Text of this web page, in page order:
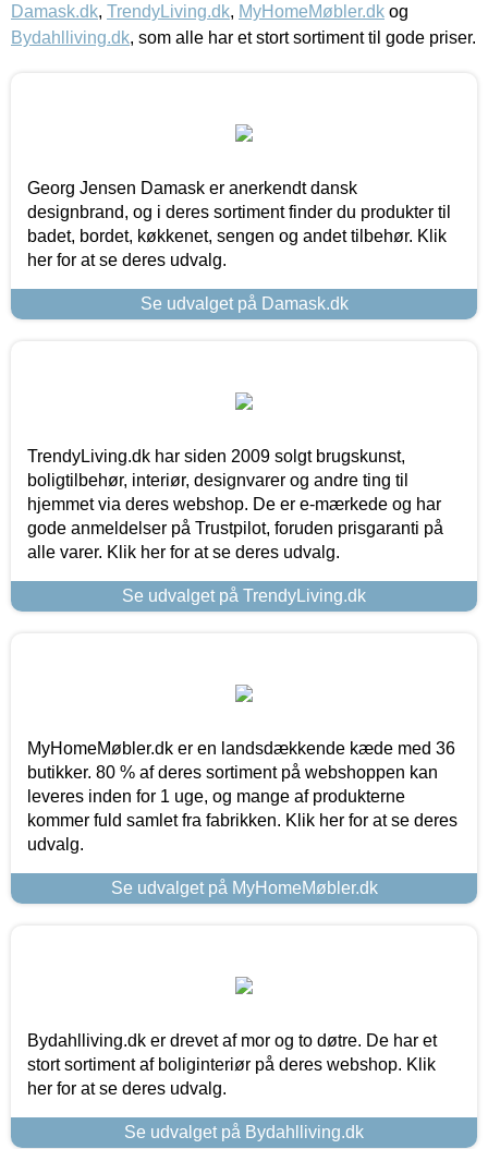
Damask.dk, TrendyLiving.dk, MyHomeMøbler.dk og
Bydahlliving.dk, som alle har et stort sortiment til gode priser.
Georg Jensen Damask er anerkendt dansk
designbrand, og i deres sortiment finder du produkter til
badet, bordet, køkkenet, sengen og andet tilbehør. Klik
her for at se deres udvalg.
Se udvalget på Damask.dk
TrendyLiving.dk har siden 2009 solgt brugskunst,
boligtilbehør, interiør, designvarer og andre ting til
hjemmet via deres webshop. De er e-mærkede og har
gode anmeldelser på Trustpilot, foruden prisgaranti på
alle varer. Klik her for at se deres udvalg.
Se udvalget på TrendyLiving.dk
MyHomeMøbler.dk er en landsdækkende kæde med 36
butikker. 80 % af deres sortiment på webshoppen kan
leveres inden for 1 uge, og mange af produkterne
kommer fuld samlet fra fabrikken. Klik her for at se deres
udvalg.
Se udvalget på MyHomeMøbler.dk
Bydahlliving.dk er drevet af mor og to døtre. De har et
stort sortiment af boliginteriør på deres webshop. Klik
her for at se deres udvalg.
Se udvalget på Bydahlliving.dk